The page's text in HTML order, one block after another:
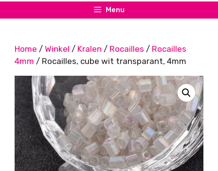
Menu
Home / Winkel / Kralen / Rocailles / Rocailles
4mm / Rocailles, cube wit transparant, 4mm